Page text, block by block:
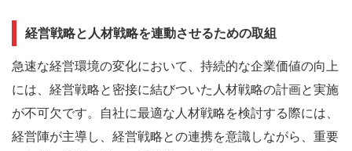
経営戦略と人材戦略を連動させるための取組
急速な経営環境の変化において、持続的な企業価値の向上
には、経営戦略と密接に結びついた人材戦略の計画と実施
が不可欠です。自社に最適な人材戦略を検討する際には、
経営陣が主導し、経営戦略との連携を意識しながら、重要